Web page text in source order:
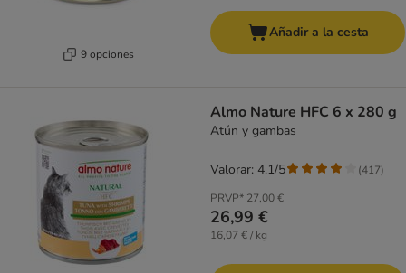
9 opciones
Añadir a la cesta
Almo Nature HFC 6 x 280 g
Atún y gambas
PRVP* 27,00 €
26,99 €
16,07 € / kg
Valorar: 4.1/5 (417)